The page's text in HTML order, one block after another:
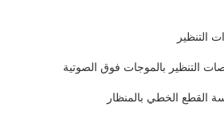
التنظير
التنظير بالموجات فوق الصوتية
القطع الخطي بالمنظار